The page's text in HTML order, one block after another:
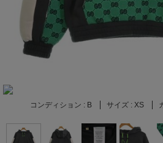
コンディション : B サイズ : XS